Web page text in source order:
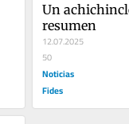
Un
resumen
12.07.2025
50
Noticias
Fides